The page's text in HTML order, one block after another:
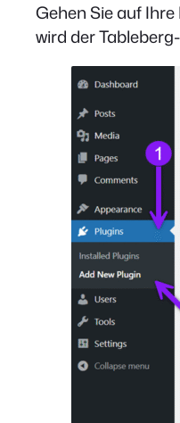
Gehen Sie auf
wird der